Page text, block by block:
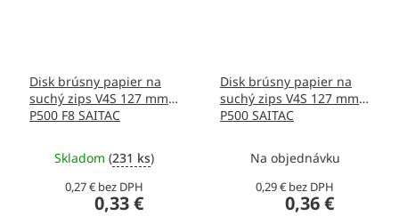
Disk brúsny papier na
suchý zips V4S 127 mm
P500 F8 SAITAC
Skladom (231 ks)
0,27 € bez DPH
0,33 €
Disk brúsny papier na
suchý zips V4S 127 mm
P500 SAITAC
Na objednávku
0,29 € bez DPH
0,36 €